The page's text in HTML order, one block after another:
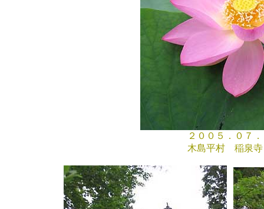
２００５．０７．
木島平村 稲泉寺